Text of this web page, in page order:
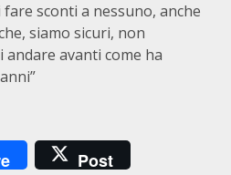
sconti a nessuno, anche
siamo sicuri, non
avanti come ha
Post